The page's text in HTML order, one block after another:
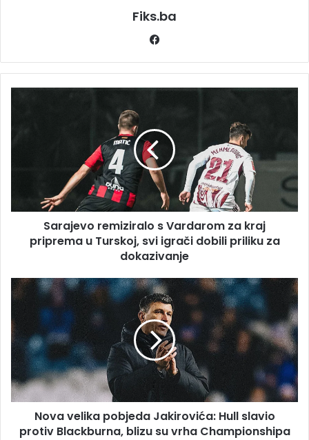
Fiks.ba
Turskoj,
igrači
za
dokazivanje
Sarajevo remiziralo s Vardarom za kraj
priprema u Turskoj, svi igrači dobili priliku za
dokazivanje
Nova
velika
pobjeda
Jakirovića:
Hull
slavio
protiv
Blackburna,
blizu
vrha
Nova velika pobjeda Jakirovića: Hull slavio
protiv Blackburna, blizu su vrha Championshipa